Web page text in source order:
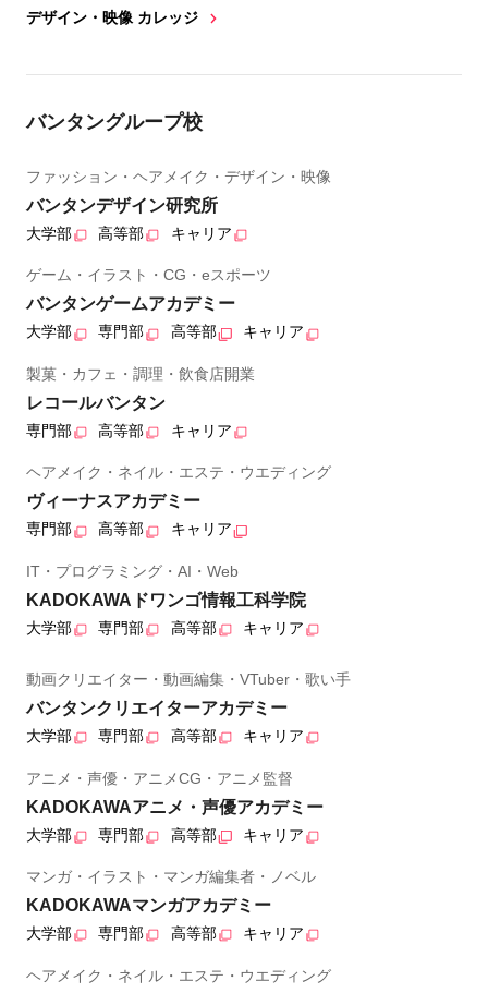
デザイン・映像 カレッジ
バンタングループ校
ファッション・ヘアメイク・デザイン・映像
バンタンデザイン研究所
大学部 高等部 キャリア
ゲーム・イラスト・CG・eスポーツ
バンタンゲームアカデミー
大学部 専門部 高等部 キャリア
製菓・カフェ・調理・飲食店開業
レコールバンタン
専門部 高等部 キャリア
ヘアメイク・ネイル・エステ・ウエディング
ヴィーナスアカデミー
専門部 高等部 キャリア
IT・プログラミング・AI・Web
KADOKAWAドワンゴ情報工科学院
大学部 専門部 高等部 キャリア
動画クリエイター・動画編集・VTuber・歌い手
バンタンクリエイターアカデミー
大学部 専門部 高等部 キャリア
アニメ・声優・アニメCG・アニメ監督
KADOKAWAアニメ・声優アカデミー
大学部 専門部 高等部 キャリア
マンガ・イラスト・マンガ編集者・ノベル
KADOKAWAマンガアカデミー
大学部 専門部 高等部 キャリア
ヘアメイク・ネイル・エステ・ウエディング